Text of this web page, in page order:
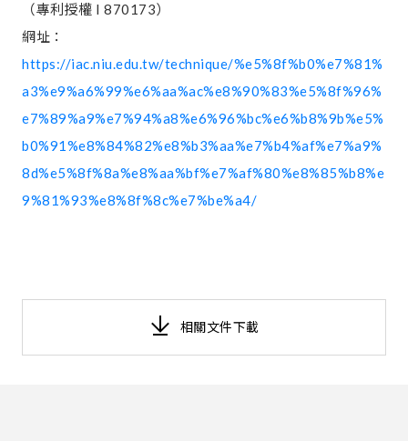
（專利授權 I 870173）
網址：
https://iac.niu.edu.tw/technique/%e5%8f%b0%e7%81%
a3%e9%a6%99%e6%aa%ac%e8%90%83%e5%8f%96%
e7%89%a9%e7%94%a8%e6%96%bc%e6%b8%9b%e5%
b0%91%e8%84%82%e8%b3%aa%e7%b4%af%e7%a9%
8d%e5%8f%8a%e8%aa%bf%e7%af%80%e8%85%b8%e
9%81%93%e8%8f%8c%e7%be%a4/
相關文件下載